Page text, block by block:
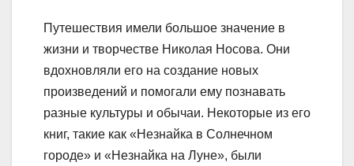
Путешествия имели большое значение в
жизни и творчестве Николая Носова. Они
вдохновляли его на создание новых
произведений и помогали ему познавать
разные культуры и обычаи. Некоторые из его
книг, такие как «Незнайка в Солнечном
городе» и «Незнайка на Луне», были